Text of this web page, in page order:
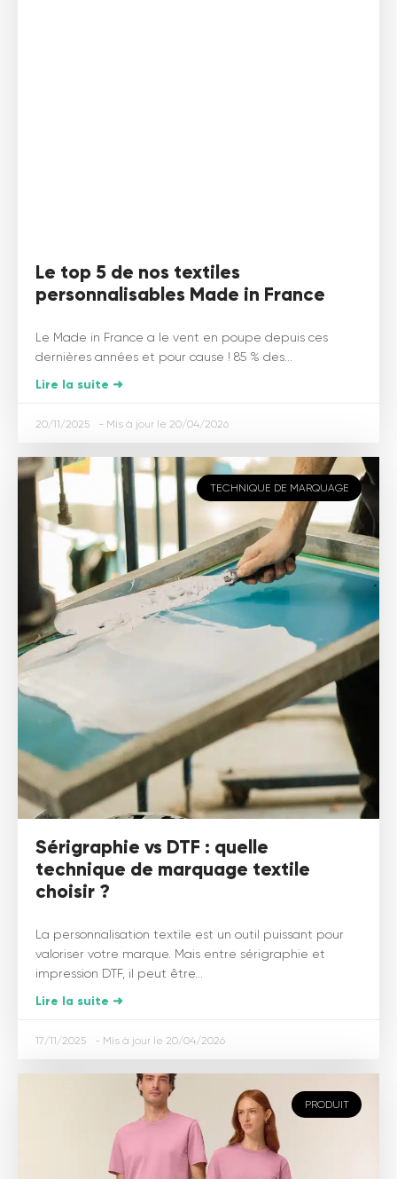
Le top 5 de nos textiles
personnalisables Made in France
Le Made in France a le vent en poupe depuis ces
dernières années et pour cause ! 85 % des...
Lire la suite ➜
20/11/2025 20/04/2026
TECHNIQUE DE MARQUAGE
Sérigraphie vs DTF : quelle
technique de marquage textile
choisir ?
La personnalisation textile est un outil puissant pour
valoriser votre marque. Mais entre sérigraphie et
impression DTF, il peut être...
Lire la suite ➜
17/11/2025 20/04/2026
PRODUIT